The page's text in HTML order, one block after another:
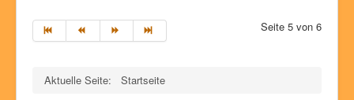
Seite 5 von 6
Aktuelle Seite: Startseite